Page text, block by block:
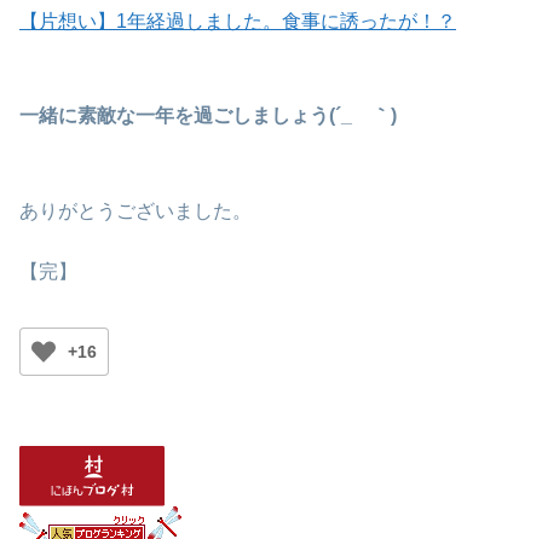
【片想い】1年経過しました。食事に誘ったが！？
一緒に素敵な一年を過ごしましょう(´_ゝ｀)
ありがとうございました。
【完】
+16